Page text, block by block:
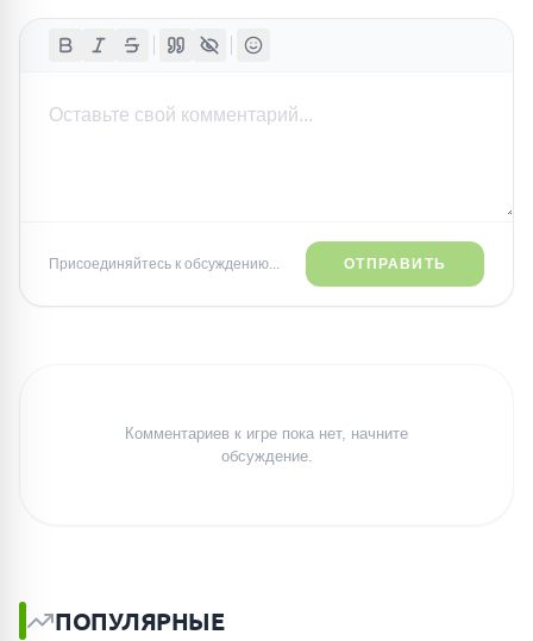
Присоединяйтесь к обсуждению... ОТПРАВИТЬ
Комментариев к игре пока нет, начните
обсуждение.
ПОПУЛЯРНЫЕ